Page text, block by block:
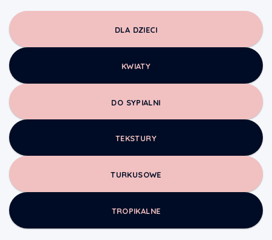
DLA DZIECI
KWIATY
DO SYPIALNI
TEKSTURY
TURKUSOWE
TROPIKALNE